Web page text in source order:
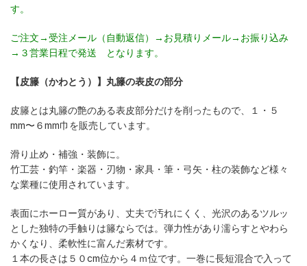
す。
ご注文→受注メール（自動返信）→お見積りメール→お振り込み
→３営業日程で発送 となります。
【皮籐（かわとう）】丸籐の表皮の部分
皮籐とは丸籐の艶のある表皮部分だけを削ったもので、１・５
mm〜６mm巾を販売しています。
滑り止め・補強・装飾に。
竹工芸・釣竿・楽器・刃物・家具・筆・弓矢・柱の装飾など様々
な業種に使用されています。
表面にホーロー質があり、丈夫で汚れにくく、光沢のあるツルッ
とした独特の手触りは籐ならでは。弾力性があり濡らすとやわら
かくなり、柔軟性に富んだ素材です。
１本の長さは５０cm位から４ｍ位です。一巻に長短混合で入って